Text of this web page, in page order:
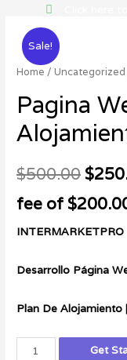
Sale!
Home / Uncategorized
Pagina
$500.00 $
fee of $
INTERMARKETPRO
Desarrollo Página
Plan De Alojamiento
Get